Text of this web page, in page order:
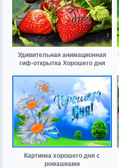
Удивительная анимационная
гиф-открытка Хорошего дня
Картинка хорошего дня с
ромашками